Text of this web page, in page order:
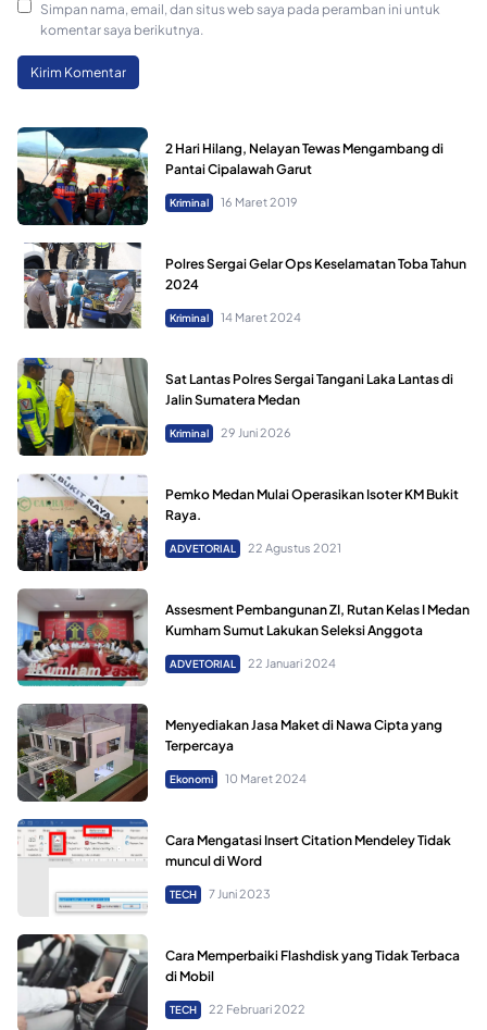
Simpan nama, email, dan situs web saya pada peramban ini untuk
komentar saya berikutnya.
2 Hari Hilang, Nelayan Tewas Mengambang di
Pantai Cipalawah Garut
Kriminal 16 Maret 2019
Polres Sergai Gelar Ops Keselamatan Toba Tahun
2024
Kriminal 14 Maret 2024
Sat Lantas Polres Sergai Tangani Laka Lantas di
Jalin Sumatera Medan
Kriminal 29 Juni 2026
Pemko Medan Mulai Operasikan Isoter KM Bukit
Raya.
ADVETORIAL 22 Agustus 2021
Assesment Pembangunan ZI, Rutan Kelas I Medan
Kumham Sumut Lakukan Seleksi Anggota
ADVETORIAL 22 Januari 2024
Menyediakan Jasa Maket di Nawa Cipta yang
Terpercaya
Ekonomi 10 Maret 2024
Cara Mengatasi Insert Citation Mendeley Tidak
muncul di Word
TECH 7 Juni 2023
Cara Memperbaiki Flashdisk yang Tidak Terbaca
di Mobil
TECH 22 Februari 2022